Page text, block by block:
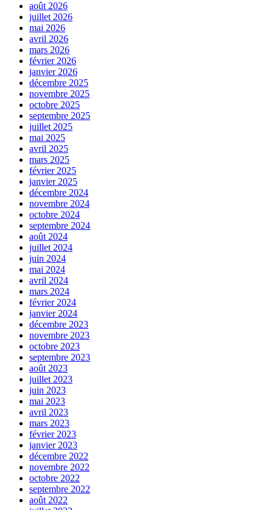
août 2026
juillet 2026
mai 2026
avril 2026
mars 2026
février 2026
janvier 2026
décembre 2025
novembre 2025
octobre 2025
septembre 2025
juillet 2025
mai 2025
avril 2025
mars 2025
février 2025
janvier 2025
décembre 2024
novembre 2024
octobre 2024
septembre 2024
août 2024
juillet 2024
juin 2024
mai 2024
avril 2024
mars 2024
février 2024
janvier 2024
décembre 2023
novembre 2023
octobre 2023
septembre 2023
août 2023
juillet 2023
juin 2023
mai 2023
avril 2023
mars 2023
février 2023
janvier 2023
décembre 2022
novembre 2022
octobre 2022
septembre 2022
août 2022